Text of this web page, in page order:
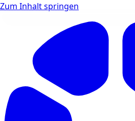
Zum Inhalt springen